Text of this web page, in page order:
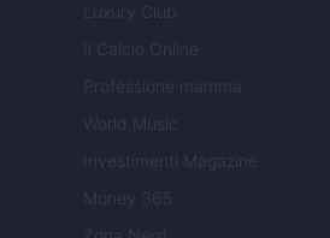
Luxury Club
Il Calcio Online
Professione mamma
World Music
Investimenti Magazine
Money 365